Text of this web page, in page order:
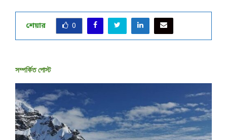
শেয়ার 0
সম্পর্কিত পোস্ট